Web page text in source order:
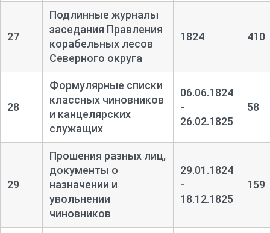
27
Подлинные журналы
заседания Правления
корабельных лесов
Северного округа
1824 410
28
Формулярные списки
классных чиновников
и канцелярских
служащих
06.06.1824
-
26.02.1825
58
29
Прошения разных лиц,
документы о
назначении и
увольнении
чиновников
29.01.1824
-
18.12.1825
159